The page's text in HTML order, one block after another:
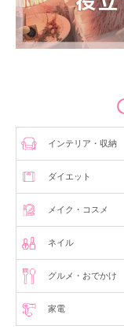
インテリア・収納
ダイエット
メイク・コスメ
ネイル
グルメ・おでかけ
家電